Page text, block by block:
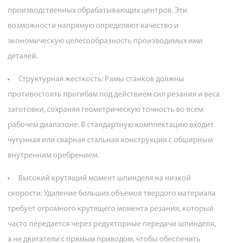
производственных обрабатывающих центров. Эти
возможности напрямую определяют качество и
экономическую целесообразность производимых ими
деталей.
Структурная жесткость: Рамы станков должны
противостоять прогибам под действием сил резания и веса
заготовки, сохраняя геометрическую точность во всем
рабочем диапазоне. В стандартную комплектацию входит
чугунная или сварная стальная конструкция с обширным
внутренним оребрением.
Высокий крутящий момент шпинделя на низкой
скорости: Удаление больших объемов твердого материала
требует огромного крутящего момента резания, который
часто передается через редукторные передачи шпинделя,
а не двигатели с прямым приводом, чтобы обеспечить